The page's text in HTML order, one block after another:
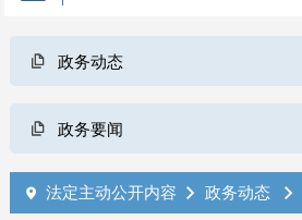
政务动态
政务要闻
 法定主动公开内容  政务动态 